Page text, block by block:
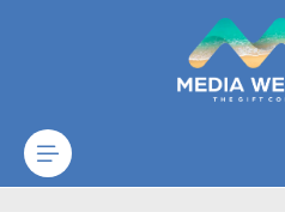
Zum Hauptinhalt springen